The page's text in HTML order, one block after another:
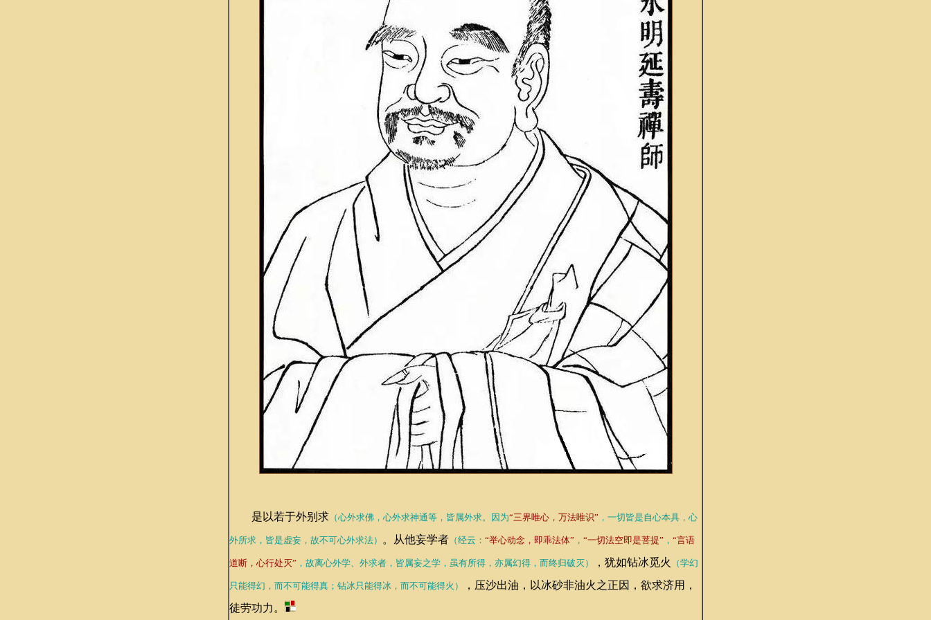
是以若于外别求 （心外求佛，心外求神通等，皆属外求。因为“三界唯心，万法唯识” ，一切皆是自心本具，心
外所求，皆是虚妄，故不可心外求法） 。从他妄学者 （经云： “举心动念，即乖法体” ， “一切法空即是菩提” ， “言语
道断，心行处灭” ，故离心外学、外求者，皆属妄之学，虽有所得，亦属幻得，而终归破灭） ，犹如钻冰觅火 （学幻
只能得幻，而不可能得真；钻冰只能得冰，而不可能得火）
，压沙出油，以冰砂非油火之正因，欲求济用，
徒劳功力。